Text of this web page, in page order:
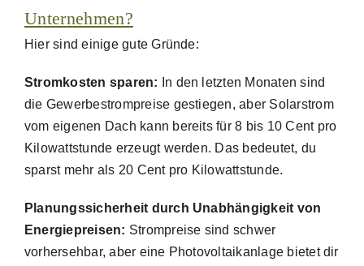
Unternehmen?
Hier sind einige gute Gründe:
Stromkosten sparen: In den letzten Monaten sind
die Gewerbestrompreise gestiegen, aber Solarstrom
vom eigenen Dach kann bereits für 8 bis 10 Cent pro
Kilowattstunde erzeugt werden. Das bedeutet, du
sparst mehr als 20 Cent pro Kilowattstunde.
Planungssicherheit durch Unabhängigkeit von
Energiepreisen: Strompreise sind schwer
vorhersehbar, aber eine Photovoltaikanlage bietet dir